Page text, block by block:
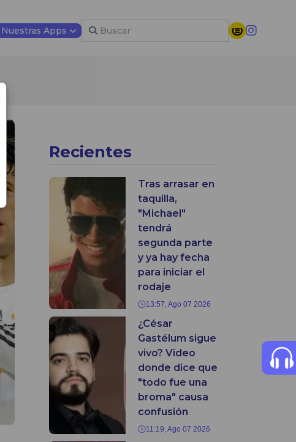
Nuestras Apps
Recientes
Tras arrasar en
taquilla,
"Michael"
tendrá
segunda parte
y ya hay fecha
para iniciar el
rodaje
13:57, Ago 07 2026
¿César
Gastélum sigue
vivo? Video
donde dice que
"todo fue una
broma" causa
confusión
11:19, Ago 07 2026